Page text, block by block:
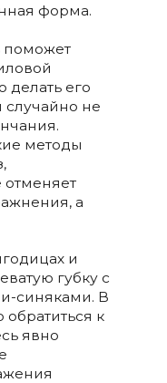
форма.
поможет
его
случайно не
методы
отменяет
а
и
губку с
синяками. В
к
явно